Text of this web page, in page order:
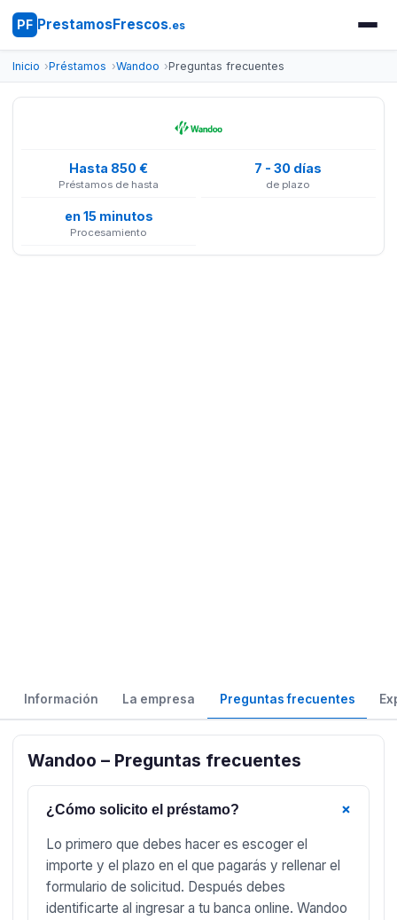
PF PrestamosFrescos.es
Inicio Préstamos Wandoo Preguntas frecuentes
Hasta 850 €
Préstamos de hasta
7 - 30 días
de plazo
en 15 minutos
Procesamiento
Información La empresa Preguntas frecuentes
Wandoo – Preguntas frecuentes
¿Cómo solicito el préstamo? +
Lo primero que debes hacer es escoger el
importe y el plazo en el que pagarás y rellenar el
formulario de solicitud. Después debes
identificarte al ingresar a tu banca online. Wandoo